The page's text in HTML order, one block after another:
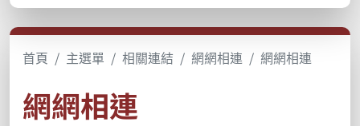
首頁 主選單 相關連結 網網相連 網網相連
網網相連